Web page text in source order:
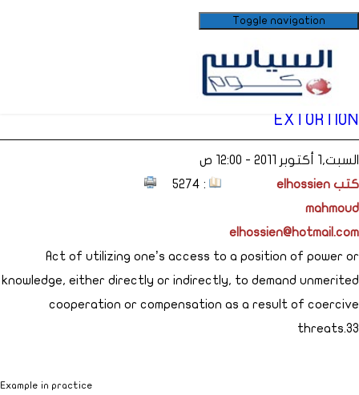
Toggle navigation
EXTORTION
السبت,1 أكتوبر 2011 - 12:00 ص
: 5274
كتب elhossien
mahmoud
elhossien@hotmail.com
Act of utilizing one’s access to a position of power or
knowledge, either directly or indirectly, to demand unmerited
cooperation or compensation as a result of coercive
threats.33
Example in practice